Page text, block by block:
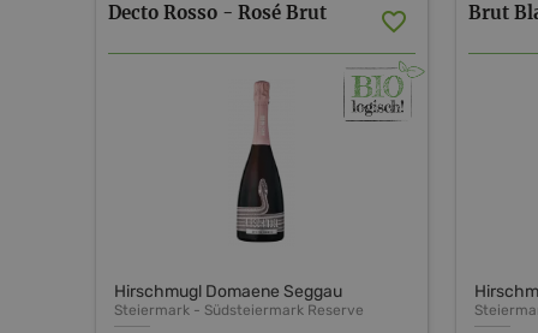
Decto Rosso - Rosé Brut
Hirschmugl Domaene Seggau
Steiermark - Südsteiermark Reserve
Brut